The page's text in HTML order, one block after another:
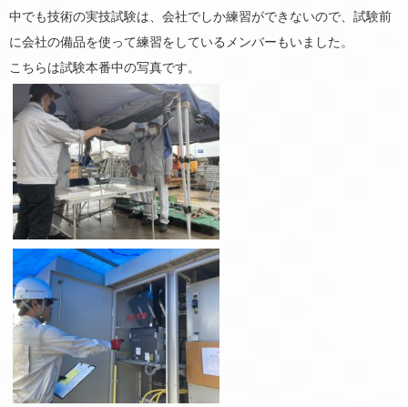
中でも技術の実技試験は、会社でしか練習ができないので、試験前
に会社の備品を使って練習をしているメンバーもいました。
こちらは試験本番中の写真です。